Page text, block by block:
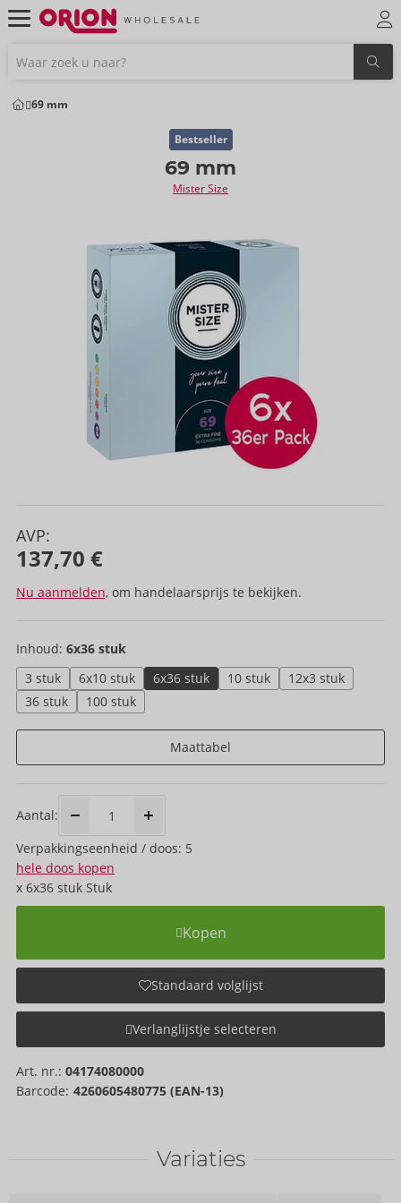
69 mm
Bestseller
69 mm
Mister Size
AVP:
137,70 €
Nu aanmelden, om handelaarsprijs te bekijken.
Inhoud: 6x36 stuk
3 stuk
6x10 stuk 6x36 stuk 10 stuk
12x3 stuk
36 stuk
100 stuk
Maattabel
Aantal:
Verpakkings­eenheid / doos: 5
hele doos kopen
x 6x36 stuk Stuk
Kopen
Standaard volglijst
Verlanglijstje selecteren
Art. nr.: 04174080000
Barcode: 4260605480775 (EAN-13)
Variaties